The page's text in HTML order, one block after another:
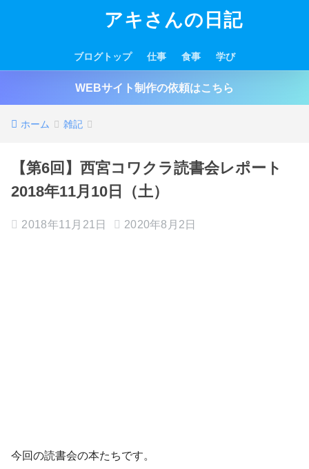
アキさんの日記
ブログトップ 仕事 食事 学び
WEBサイト制作の依頼はこちら
ホーム 雑記
【第6回】西宮コワクラ読書会レポート
2018年11月10日（土）
2018年11月21日 2020年8月2日
今回の読書会の本たちです。